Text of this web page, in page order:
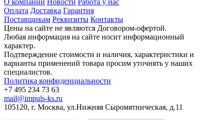
О компании Новости Работа у нас
Оплата Доставка Гарантия
Поставщикам Реквизиты Контакты
Цены на сайте не являются Договором-офертой.
Любая информация на сайте носит информационный
характер.
Подтверждение стоимости и наличия, характеристики и
варианты применений товара просим уточнять у наших
специалистов.
Политика конфиденциальности
+7 495 234 73 63
mail@impuls-ks.ru
105120, г. Москва, ул.Нижняя Сыромятническая, д.11